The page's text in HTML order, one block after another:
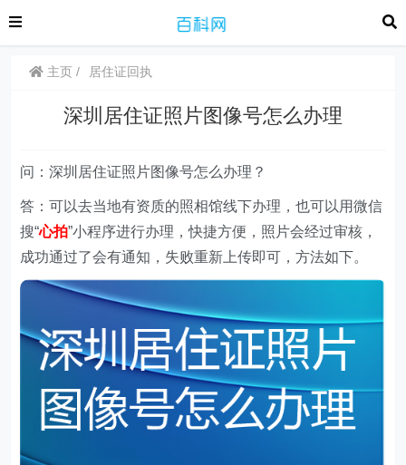
主页 居住证回执
深圳居住证照片图像号怎么办理
问：深圳居住证照片图像号怎么办理？
答：可以去当地有资质的照相馆线下办理，也可以用微信
搜“心拍”小程序进行办理，快捷方便，照片会经过审核，
成功通过了会有通知，失败重新上传即可，方法如下。